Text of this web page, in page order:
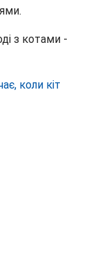
з котами -
коли кіт